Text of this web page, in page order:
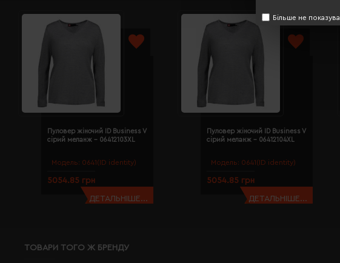
Більше не
Модель: 0641(ID identity)
Пуловер жіночий ID Business V
сірий меланж - 06412103XL
5054.85 грн
ДЕТАЛЬНІШЕ...
Модель: 0641(ID identity)
Пуловер жіночий ID Business V
сірий меланж - 06412104XL
5054.85 грн
ДЕТАЛЬНІШЕ...
ТОВАРИ ТОГО Ж БРЕНДУ